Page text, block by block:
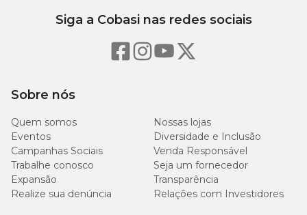
Molhe totalmente o pelo do animal, protegendo olhos, focinho
Aplique o Shampoo Tira Odor Vet+20 em quantidade para
Deixe agir por 5 minutos e enxágue;
Se necessário proceda uma segunda aplicação e enxágue
Sobre nós
Quem somos
Nossas lojas
Eventos
Diversidade e Inclusão
Campanhas Sociais
Venda Responsável
Trabalhe conosco
Seja um fornecedor
Expansão
Transparência
Realize sua denúncia
Relações com Investidores
Siga a Cobasi nas redes sociais